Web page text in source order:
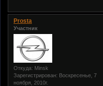
Prosta
Участник
Откуда: Minsk
Зарегистрирован: Воскресенье, 7
ноября, 2010г.